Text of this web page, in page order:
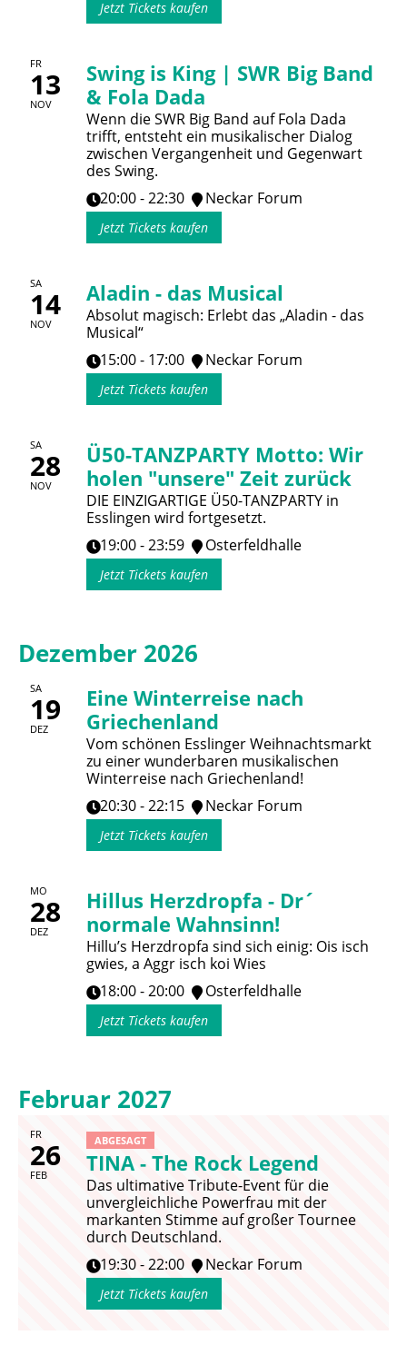
Jetzt Tickets kaufen
FR
13
NOV
Swing is King | SWR Big Band
& Fola Dada
Wenn die SWR Big Band auf Fola Dada
trifft, entsteht ein musikalischer Dialog
zwischen Vergangenheit und Gegenwart
des Swing.
20:00 - 22:30
Neckar Forum
Jetzt Tickets kaufen
SA
14
NOV
Aladin - das Musical
Absolut magisch: Erlebt das „Aladin - das
Musical“
15:00 - 17:00
Neckar Forum
Jetzt Tickets kaufen
SA
28
NOV
Ü50-TANZPARTY Motto: Wir
holen "unsere" Zeit zurück
DIE EINZIGARTIGE Ü50-TANZPARTY in
Esslingen wird fortgesetzt.
19:00 - 23:59
Osterfeldhalle
Jetzt Tickets kaufen
Dezember 2026
SA
19
DEZ
Eine Winterreise nach
Griechenland
Vom schönen Esslinger Weihnachtsmarkt
zu einer wunderbaren musikalischen
Winterreise nach Griechenland!
20:30 - 22:15
Neckar Forum
Jetzt Tickets kaufen
MO
28
DEZ
Hillus Herzdropfa - Dr´
normale Wahnsinn!
Hillu’s Herzdropfa sind sich einig: Ois isch
gwies, a Aggr isch koi Wies
18:00 - 20:00
Osterfeldhalle
Jetzt Tickets kaufen
Februar 2027
FR
26
FEB
ABGESAGT
TINA - The Rock Legend
Das ultimative Tribute-Event für die
unvergleichliche Powerfrau mit der
markanten Stimme auf großer Tournee
durch Deutschland.
19:30 - 22:00
Neckar Forum
Jetzt Tickets kaufen